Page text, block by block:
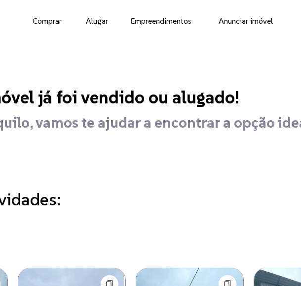
Comprar Alugar Empreendimentos Anunciar imóvel
já foi vendido ou alugado!
vamos te ajudar a encontrar a opção